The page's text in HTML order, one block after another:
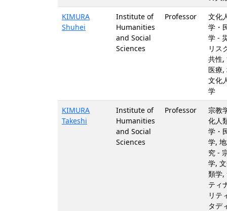
KIMURA
Shuhei
Institute of
Humanities
and Social
Sciences
Professor
文化
学・
学 -
リス
共性,
医療,
文化
学
KIMURA
Takeshi
Institute of
Humanities
and Social
Sciences
Professor
宗教
化人
学・
学,
究 -
学,
類学,
ティ
リテ
タデ